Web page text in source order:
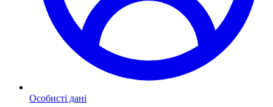
Особисті дані